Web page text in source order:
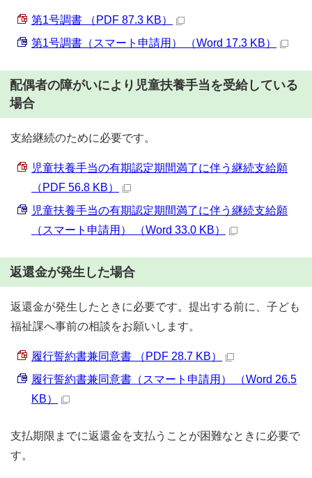
第1号調書 （PDF 87.3 KB）
第1号調書（スマート申請用） （Word 17.3 KB）
配偶者の障がいにより児童扶養手当を受給している
場合
支給継続のために必要です。
児童扶養手当の有期認定期間満了に伴う継続支給願
（PDF 56.8 KB）
児童扶養手当の有期認定期間満了に伴う継続支給願
（スマート申請用） （Word 33.0 KB）
返還金が発生した場合
返還金が発生したときに必要です。提出する前に、子ども
福祉課へ事前の相談をお願いします。
履行誓約書兼同意書 （PDF 28.7 KB）
履行誓約書兼同意書（スマート申請用） （Word 26.5
KB）
支払期限までに返還金を支払うことが困難なときに必要で
す。